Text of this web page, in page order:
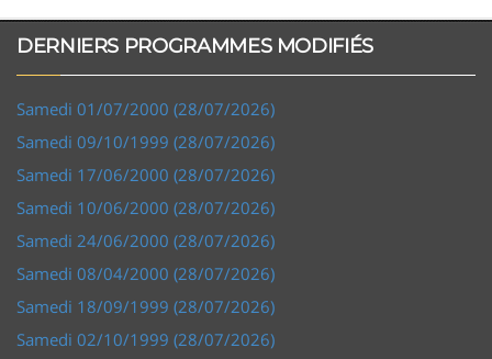
DERNIERS PROGRAMMES MODIFIÉS
Samedi 01/07/2000 (28/07/2026)
Samedi 09/10/1999 (28/07/2026)
Samedi 17/06/2000 (28/07/2026)
Samedi 10/06/2000 (28/07/2026)
Samedi 24/06/2000 (28/07/2026)
Samedi 08/04/2000 (28/07/2026)
Samedi 18/09/1999 (28/07/2026)
Samedi 02/10/1999 (28/07/2026)